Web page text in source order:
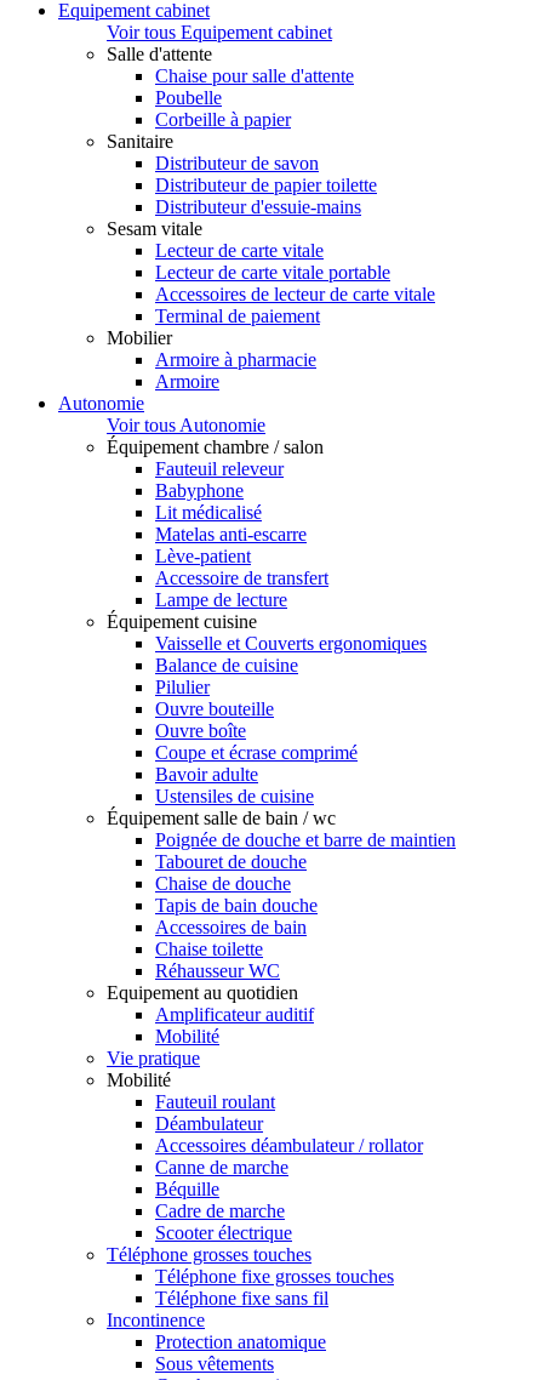
Equipement cabinet
Voir tous Equipement cabinet
Salle d'attente
Chaise pour salle d'attente
Poubelle
Corbeille à papier
Sanitaire
Distributeur de savon
Distributeur de papier toilette
Distributeur d'essuie-mains
Sesam vitale
Lecteur de carte vitale
Lecteur de carte vitale portable
Accessoires de lecteur de carte vitale
Terminal de paiement
Mobilier
Armoire à pharmacie
Armoire
Autonomie
Voir tous Autonomie
Équipement chambre / salon
Fauteuil releveur
Babyphone
Lit médicalisé
Matelas anti-escarre
Lève-patient
Accessoire de transfert
Lampe de lecture
Équipement cuisine
Vaisselle et Couverts ergonomiques
Balance de cuisine
Pilulier
Ouvre bouteille
Ouvre boîte
Coupe et écrase comprimé
Bavoir adulte
Ustensiles de cuisine
Équipement salle de bain / wc
Poignée de douche et barre de maintien
Tabouret de douche
Chaise de douche
Tapis de bain douche
Accessoires de bain
Chaise toilette
Réhausseur WC
Equipement au quotidien
Amplificateur auditif
Mobilité
Vie pratique
Mobilité
Fauteuil roulant
Déambulateur
Accessoires déambulateur / rollator
Canne de marche
Béquille
Cadre de marche
Scooter électrique
Téléphone grosses touches
Téléphone fixe grosses touches
Téléphone fixe sans fil
Incontinence
Protection anatomique
Sous vêtements